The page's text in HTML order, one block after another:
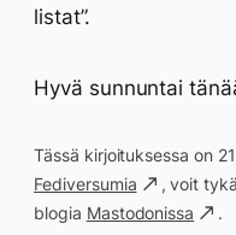
listat”.
Hyvä sunnuntai
Tässä kirjoituksessa on
Fediversumia
, voit
blogia Mastodonissa .